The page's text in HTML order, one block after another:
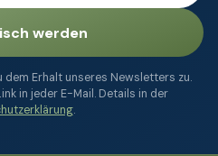
werden
Erhalt unseres Newsletters zu.
in jeder E-Mail. Details in der
.